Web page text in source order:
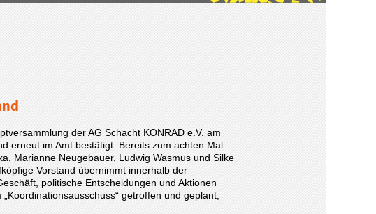
der AG Schacht KONRAD e.V. am
erneut im Amt bestätigt. Bereits zum achten Mal
Marianne Neugebauer, Ludwig Wasmus und Silke
Vorstand übernimmt innerhalb der
politische Entscheidungen und Aktionen
getroffen und geplant,